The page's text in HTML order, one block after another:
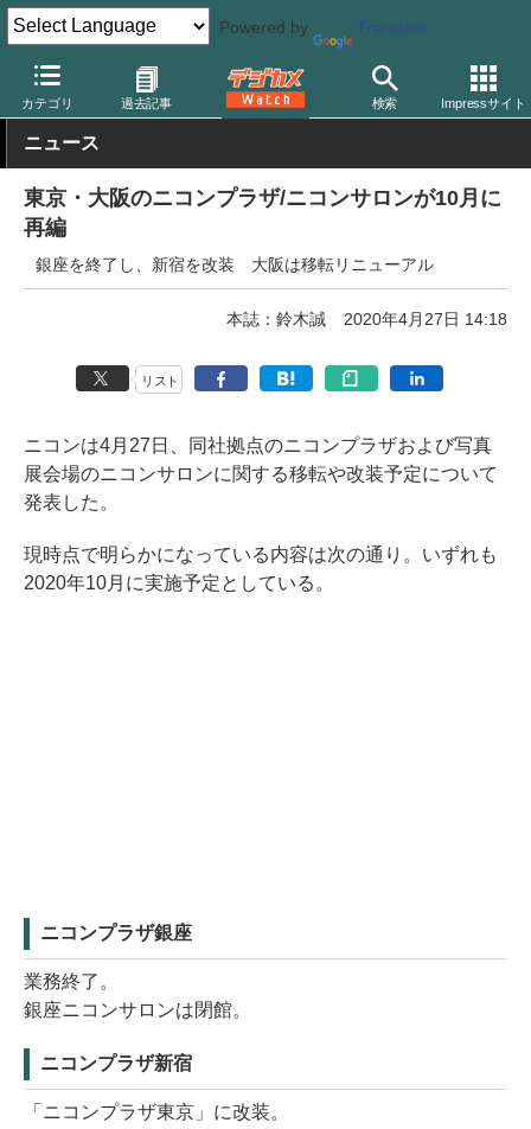
Powered by Translate
カテゴリ 過去記事 検索 Impressサイト
デジカメ Watch 業界動向 企業
ニュース
東京・大阪のニコンプラザ/ニコンサロンが10月に
再編
銀座を終了し、新宿を改装 大阪は移転リニューアル
本誌：鈴木誠 2020年4月27日 14:18
リスト
ニコンは4月27日、同社拠点のニコンプラザおよび写真
展会場のニコンサロンに関する移転や改装予定について
発表した。
現時点で明らかになっている内容は次の通り。いずれも
2020年10月に実施予定としている。
ニコンプラザ銀座
業務終了。
銀座ニコンサロンは閉館。
ニコンプラザ新宿
「ニコンプラザ東京」に改装。